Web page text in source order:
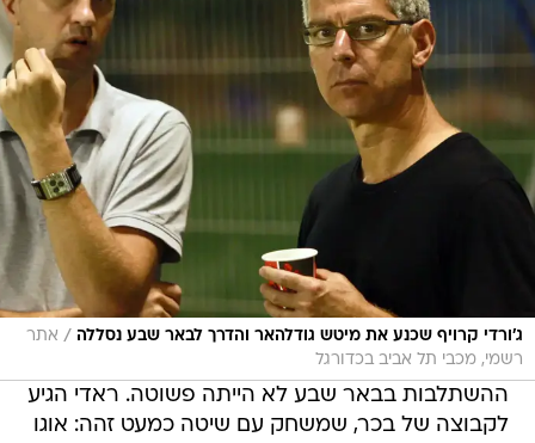
ג'ורדי קרויף שכנע את מיטש גודלהאר והדרך לבאר שבע נסללה / אתר
רשמי, מכבי תל אביב בכדורגל
ההשתלבות בבאר שבע לא הייתה פשוטה. ראדי הגיע
לקבוצה של בכר, שמשחק עם שיטה כמעט זהה: אוגו